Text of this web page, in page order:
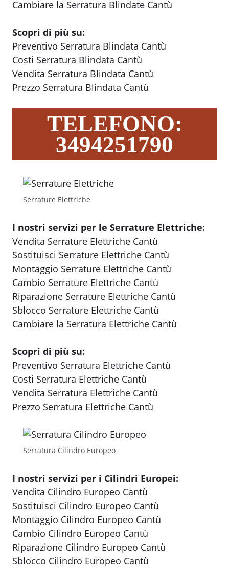
Cambiare la Serratura Blindate Cantù
Scopri di più su:
Preventivo Serratura Blindata Cantù
Costi Serratura Blindata Cantù
Vendita Serratura Blindata Cantù
Prezzo Serratura Blindata Cantù
TELEFONO:
3494251790
Serrature Elettriche
I nostri servizi per le Serrature Elettriche:
Vendita Serrature Elettriche Cantù
Sostituisci Serrature Elettriche Cantù
Montaggio Serrature Elettriche Cantù
Cambio Serrature Elettriche Cantù
Riparazione Serrature Elettriche Cantù
Sblocco Serrature Elettriche Cantù
Cambiare la Serratura Elettriche Cantù
Scopri di più su:
Preventivo Serratura Elettriche Cantù
Costi Serratura Elettriche Cantù
Vendita Serratura Elettriche Cantù
Prezzo Serratura Elettriche Cantù
Serratura Cilindro Europeo
I nostri servizi per i Cilindri Europei:
Vendita Cilindro Europeo Cantù
Sostituisci Cilindro Europeo Cantù
Montaggio Cilindro Europeo Cantù
Cambio Cilindro Europeo Cantù
Riparazione Cilindro Europeo Cantù
Sblocco Cilindro Europeo Cantù